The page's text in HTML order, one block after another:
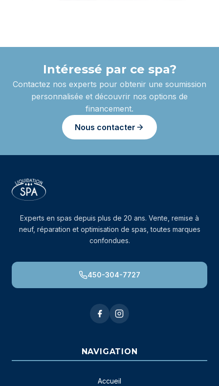
Intéressé par ce spa?
Contactez nos experts pour obtenir une soumission
personnalisée et découvrir nos options de
financement.
Nous contacter
Experts en spas depuis plus de 20 ans. Vente, remise à
neuf, réparation et optimisation de spas, toutes marques
confondues.
450-304-7727
NAVIGATION
Accueil